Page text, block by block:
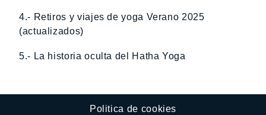
4.- Retiros y viajes de yoga Verano 2025
(actualizados)
5.- La historia oculta del Hatha Yoga
Politica de cookies